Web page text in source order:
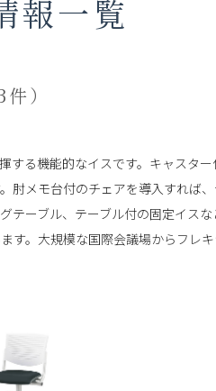
報一覧
）
する機能的なイスです。キャスタ
肘メモ台付のチェアを導入すれば
ーブル、テーブル付の固定イス
す。大規模な国際会議場からフレ